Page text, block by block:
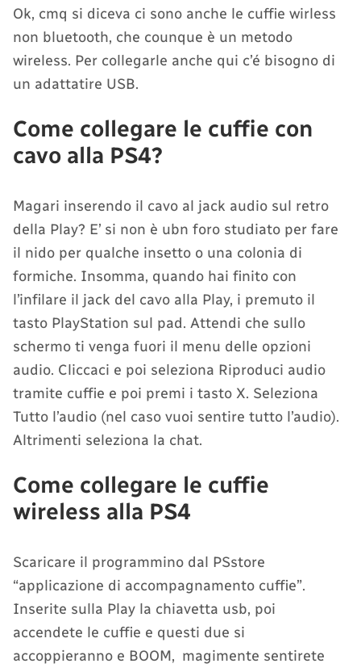
Ok, cmq si diceva ci sono anche le cuffie wirless
non bluetooth, che counque è un metodo
wireless. Per collegarle anche qui c’é bisogno di
un adattatire USB.
Come collegare le cuffie con
cavo alla PS4?
Magari inserendo il cavo al jack audio sul retro
della Play? E’ si non è ubn foro studiato per fare
il nido per qualche insetto o una colonia di
formiche. Insomma, quando hai finito con
l’infilare il jack del cavo alla Play, i premuto il
tasto PlayStation sul pad. Attendi che sullo
schermo ti venga fuori il menu delle opzioni
audio. Cliccaci e poi seleziona Riproduci audio
tramite cuffie e poi premi i tasto X. Seleziona
Tutto l’audio (nel caso vuoi sentire tutto l’audio).
Altrimenti seleziona la chat.
Come collegare le cuffie
wireless alla PS4
Scaricare il programmino dal PSstore
“applicazione di accompagnamento cuffie”.
Inserite sulla Play la chiavetta usb, poi
accendete le cuffie e questi due si
accoppieranno e BOOM, magimente sentirete